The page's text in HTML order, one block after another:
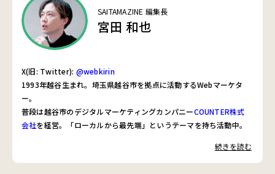
SAITAMAZINE 編集長
宮田 和也
X(旧: Twitter): @webkirin
1993年越谷生まれ。埼玉県越谷市を拠点に活動するWebマーケタ
ー。
普段は越谷市のデジタルマーケティングカンパニーCOUNTER株式
会社を経営。「ローカルから最先端」というテーマを持ち活動中。
続きを読む